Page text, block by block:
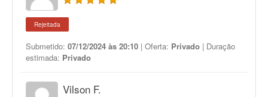
Rejeitada
Submetido: 07/12/2024 às 20:10 | Oferta: Privado | Duração
estimada: Privado
Vilson F.